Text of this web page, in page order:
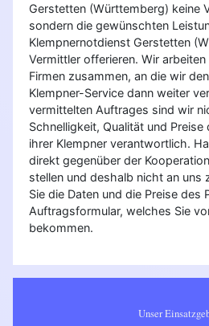
Gerstetten (Württemberg) keine
sondern die gewünschten
Klempnernotdienst Gerstetten
Vermittler offerieren. Wir
Firmen zusammen, an die wir
Klempner-Service dann weiter
vermittelten Auftrages sind wir
Schnelligkeit, Qualität und Preise
ihrer Klempner verantwortlich.
direkt gegenüber der
stellen und deshalb nicht an uns
Sie die Daten und die Preise des
Auftragsformular, welches Sie
bekommen.
Unser